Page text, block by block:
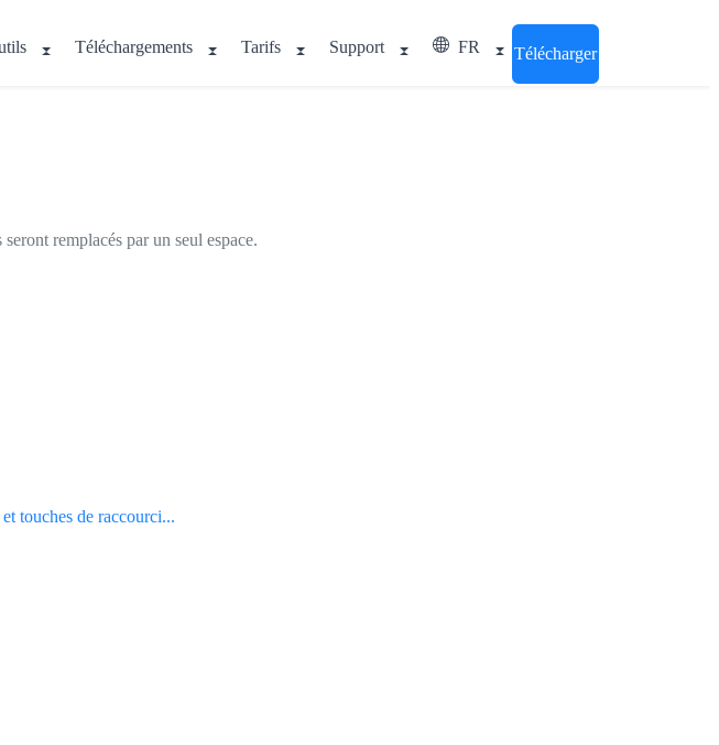
Téléchargements Tarifs Support FR Télécharger
remplacés par un seul espace.
touches de raccourci...